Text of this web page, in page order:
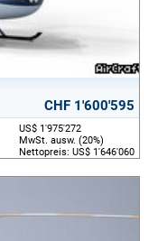
CHF 1'600'595
US$ 1'975'272
MwSt. ausw. (20%)
Nettopreis: US$ 1'646'060